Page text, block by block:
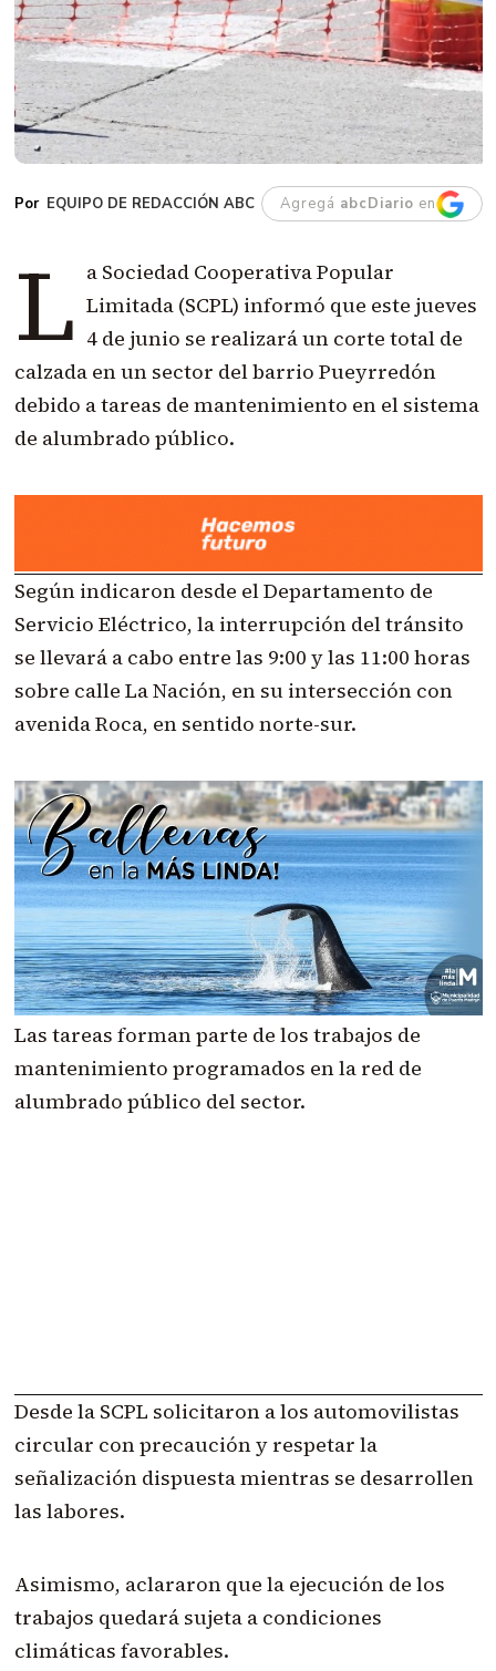
EQUIPO DE REDACCIÓN ABC Agregá abcDiario en
L a Sociedad Cooperativa Popular
Limitada (SCPL) informó que este jueves
4 de junio se realizará un corte total de
calzada en un sector del barrio Pueyrredón
debido a tareas de mantenimiento en el sistema
de alumbrado público.
Según indicaron desde el Departamento de
Servicio Eléctrico, la interrupción del tránsito
se llevará a cabo entre las 9:00 y las 11:00 horas
sobre calle La Nación, en su intersección con
avenida Roca, en sentido norte-sur.
Las tareas forman parte de los trabajos de
mantenimiento programados en la red de
alumbrado público del sector.
Desde la SCPL solicitaron a los automovilistas
circular con precaución y respetar la
señalización dispuesta mientras se desarrollen
las labores.
Asimismo, aclararon que la ejecución de los
trabajos quedará sujeta a condiciones
climáticas favorables.